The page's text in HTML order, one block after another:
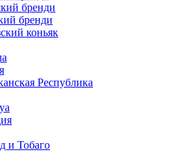
бренди
бренди
коньяк
Республика
и Тобаго